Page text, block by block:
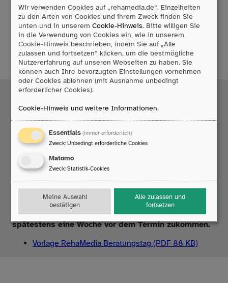
Privat Versicherte bitten wir um eine direkte
Kontaktaufnahme mit unserem Büro, da die Abläufe
sich hier anders gestalten.
RehaMedia Beratungstag
Der RehaMedia-Beratungstag gibt Ihnen die
Möglichkeit, eine/n unserer Berater_innen für einen
ganzen Tag zu Beratungszwecken in Ihre Einrichtung
Fragen oder technischen Support genutzt werden. Die
inhaltliche Gestaltung dieses Tages bleibt somit in Ihren
Händen.
Bitte lassen Sie uns hierfür unseren Fragebogen
– bei Bedarf – auch eine Bevollmächtigung bis
spätestens eine Woche vor dem Termin zukommen.
Vorlage RehaMedia Beratungstag (PDF 88 KB)
Wir verwenden Cookies auf „rehamedia.de“. Einzelheiten
zu den Arten von Cookies und ihrem Zweck finden Sie
unten und in unseremCookie-Hinweis. Bitte willigen Sie
in die Verwendung von Cookies ein, wie in unserem
Cookie-Hinweis beschrieben, indem Sie auf „Alle
zulassen und fortsetzen“ klicken, um die bestmögliche
Nutzererfahrung auf unseren Webseiten zu haben. Sie
können auch Ihre bevorzugten Einstellungen vornehmen
oder Cookies ablehnen (mit Ausnahme unbedingt
erforderlicher Cookies).
Cookie-Hinweis und weitere Informationen.
Essentials (immer erforderlich)
Zweck: Unbedingt erforderliche Cookies
Matomo
Zweck: Statistik-Cookies
Meine Auswahl
bestätigen
Alle zulassen und
fortsetzen